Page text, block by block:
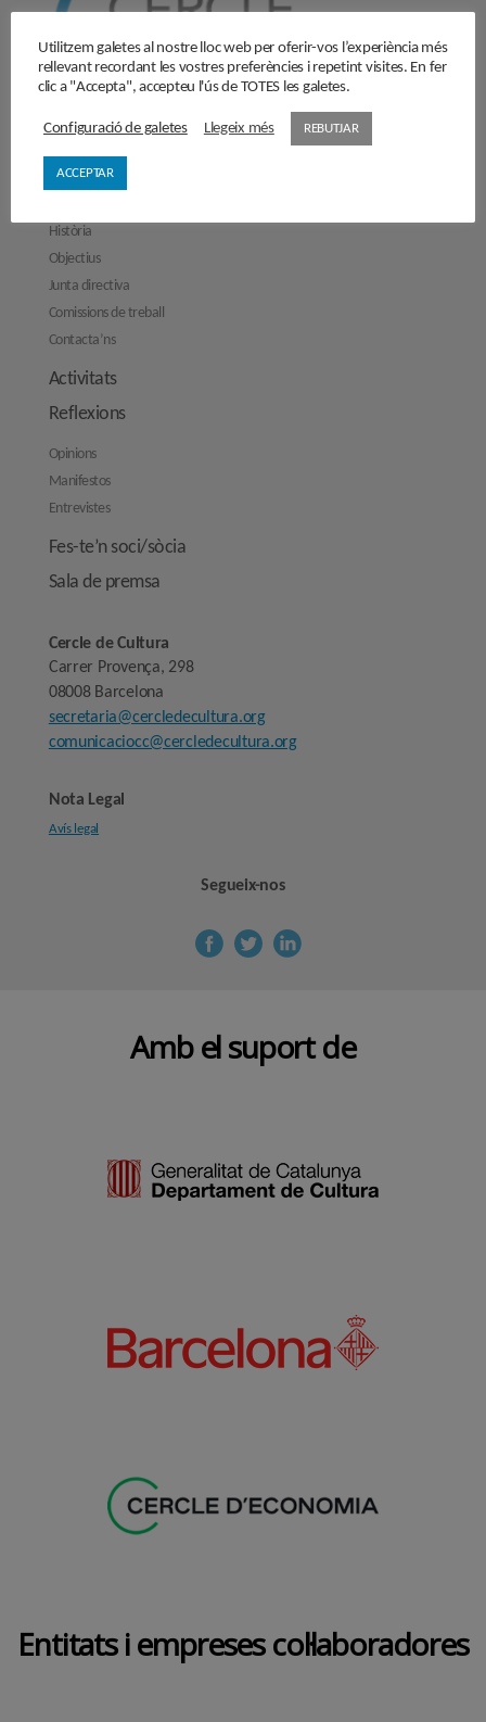
El Cercle
Història
Objectius
Junta directiva
Comissions de treball
Contacta’ns
Activitats
Reflexions
Opinions
Manifestos
Entrevistes
Fes-te’n soci/sòcia
Sala de premsa
Cercle de Cultura
Carrer Provença, 298
08008 Barcelona
secretaria@cercledecultura.org
comunicaciocc@cercledecultura.org
Nota Legal
Avís legal
Segueix-nos
Amb el suport de
Entitats i empreses col·laboradores
Utilitzem galetes al nostre lloc web per oferir-vos l’experiència més
rellevant recordant les vostres preferències i repetint visites. En fer
clic a "Accepta", accepteu l'ús de TOTES les galetes.
Configuració de galetes Llegeix més REBUTJAR
ACCEPTAR